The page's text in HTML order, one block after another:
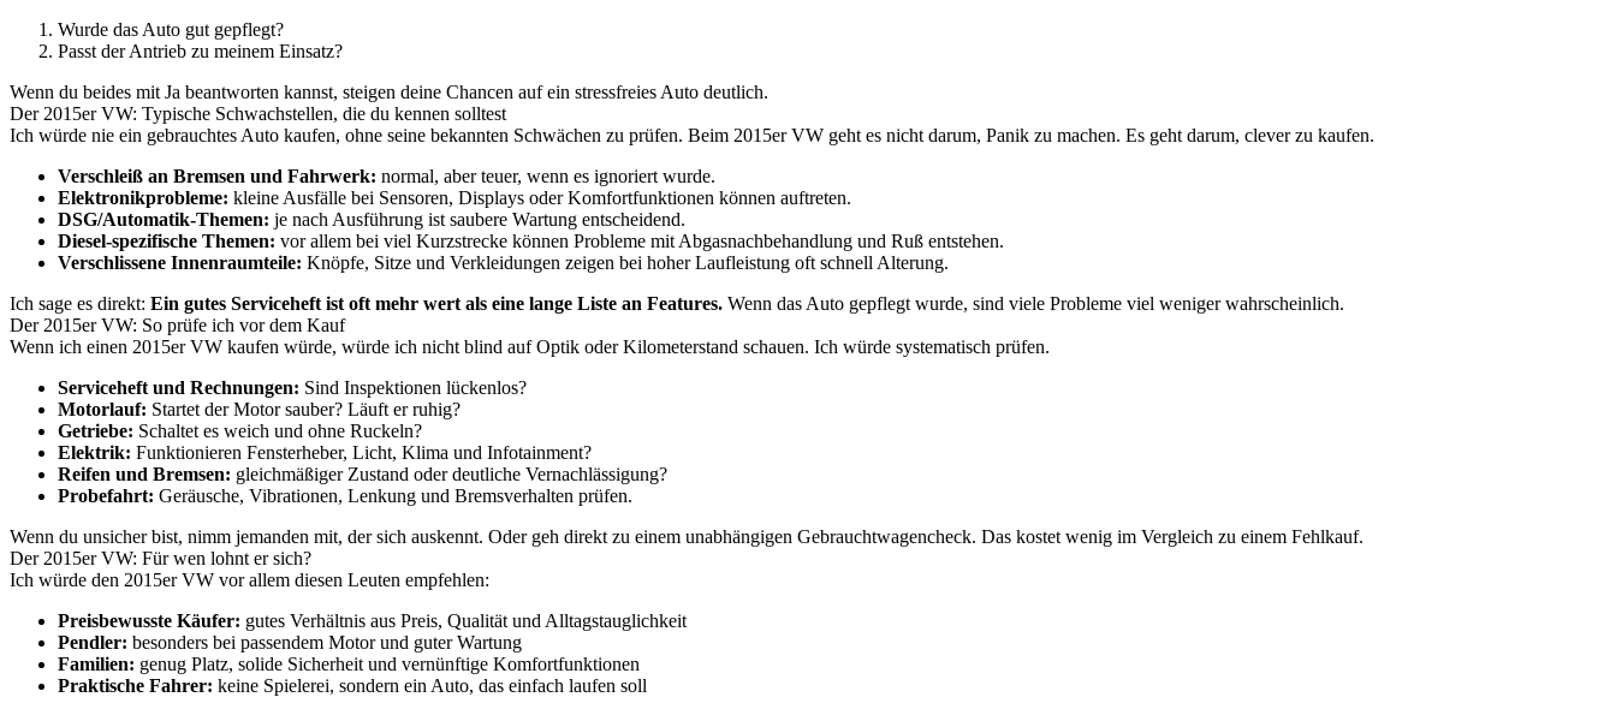
Wurde das Auto gut gepflegt?
Passt der Antrieb zu meinem Einsatz?
Wenn du beides mit Ja beantworten kannst, steigen deine Chancen auf ein stressfreies Auto deutlich.
Der 2015er VW: Typische Schwachstellen, die du kennen solltest
Ich würde nie ein gebrauchtes Auto kaufen, ohne seine bekannten Schwächen zu prüfen. Beim 2015er VW geht es nicht darum, Panik zu machen. Es geht darum, clever zu kaufen.
Verschleiß an Bremsen und Fahrwerk: normal, aber teuer, wenn es ignoriert wurde.
Elektronikprobleme: kleine Ausfälle bei Sensoren, Displays oder Komfortfunktionen können auftreten.
DSG/Automatik-Themen: je nach Ausführung ist saubere Wartung entscheidend.
Diesel-spezifische Themen: vor allem bei viel Kurzstrecke können Probleme mit Abgasnachbehandlung und Ruß entstehen.
Verschlissene Innenraumteile: Knöpfe, Sitze und Verkleidungen zeigen bei hoher Laufleistung oft schnell Alterung.
Ich sage es direkt: Ein gutes Serviceheft ist oft mehr wert als eine lange Liste an Features. Wenn das Auto gepflegt wurde, sind viele Probleme viel weniger wahrscheinlich.
Der 2015er VW: So prüfe ich vor dem Kauf
Wenn ich einen 2015er VW kaufen würde, würde ich nicht blind auf Optik oder Kilometerstand schauen. Ich würde systematisch prüfen.
Serviceheft und Rechnungen: Sind Inspektionen lückenlos?
Motorlauf: Startet der Motor sauber? Läuft er ruhig?
Getriebe: Schaltet es weich und ohne Ruckeln?
Elektrik: Funktionieren Fensterheber, Licht, Klima und Infotainment?
Reifen und Bremsen: gleichmäßiger Zustand oder deutliche Vernachlässigung?
Probefahrt: Geräusche, Vibrationen, Lenkung und Bremsverhalten prüfen.
Wenn du unsicher bist, nimm jemanden mit, der sich auskennt. Oder geh direkt zu einem unabhängigen Gebrauchtwagencheck. Das kostet wenig im Vergleich zu einem Fehlkauf.
Der 2015er VW: Für wen lohnt er sich?
Ich würde den 2015er VW vor allem diesen Leuten empfehlen:
Preisbewusste Käufer: gutes Verhältnis aus Preis, Qualität und Alltagstauglichkeit
Pendler: besonders bei passendem Motor und guter Wartung
Familien: genug Platz, solide Sicherheit und vernünftige Komfortfunktionen
Praktische Fahrer: keine Spielerei, sondern ein Auto, das einfach laufen soll